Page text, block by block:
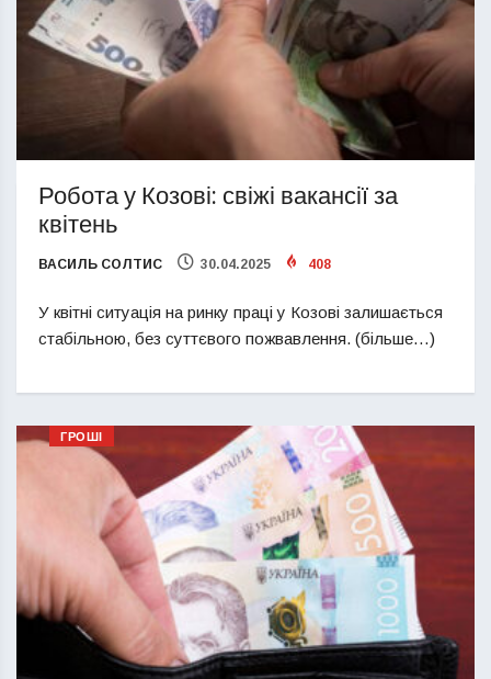
Робота у Козові: свіжі вакансії за
квітень
ВАСИЛЬ СОЛТИС 30.04.2025 408
У квітні ситуація на ринку праці у Козові залишається
стабільною, без суттєвого пожвавлення. (більше…)
ГРОШІ